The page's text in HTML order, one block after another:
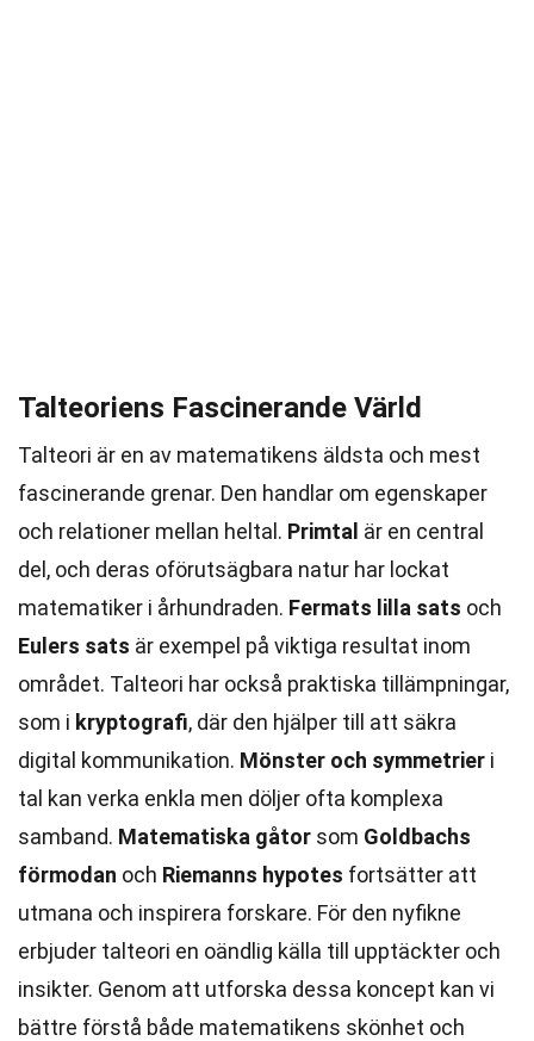
Talteoriens Fascinerande Värld
Talteori är en av matematikens äldsta och mest
fascinerande grenar. Den handlar om egenskaper
och relationer mellan heltal. Primtal är en central
del, och deras oförutsägbara natur har lockat
matematiker i århundraden. Fermats lilla sats och
Eulers sats är exempel på viktiga resultat inom
området. Talteori har också praktiska tillämpningar,
som i kryptografi, där den hjälper till att säkra
digital kommunikation. Mönster och symmetrier i
tal kan verka enkla men döljer ofta komplexa
samband. Matematiska gåtor som Goldbachs
förmodan och Riemanns hypotes fortsätter att
utmana och inspirera forskare. För den nyfikne
erbjuder talteori en oändlig källa till upptäckter och
insikter. Genom att utforska dessa koncept kan vi
bättre förstå både matematikens skönhet och